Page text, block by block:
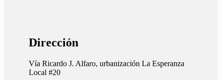
Dirección
Vía Ricardo J. Alfaro, urbanización La Esperanza
Local #20